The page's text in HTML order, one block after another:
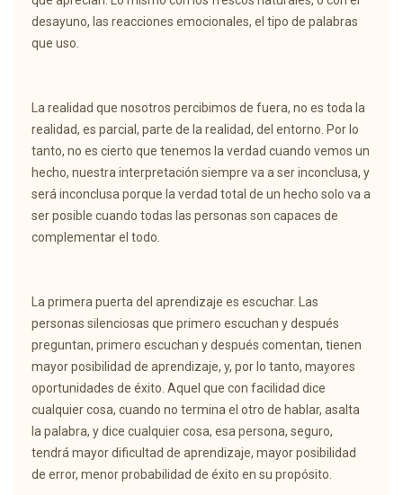
desayuno, las reacciones emocionales, el tipo de palabras
que uso.
La realidad que nosotros percibimos de fuera, no es toda la
realidad, es parcial, parte de la realidad, del entorno. Por lo
tanto, no es cierto que tenemos la verdad cuando vemos un
hecho, nuestra interpretación siempre va a ser inconclusa, y
será inconclusa porque la verdad total de un hecho solo va a
ser posible cuando todas las personas son capaces de
complementar el todo.
La primera puerta del aprendizaje es escuchar. Las
personas silenciosas que primero escuchan y después
preguntan, primero escuchan y después comentan, tienen
mayor posibilidad de aprendizaje, y, por lo tanto, mayores
oportunidades de éxito. Aquel que con facilidad dice
cualquier cosa, cuando no termina el otro de hablar, asalta
la palabra, y dice cualquier cosa, esa persona, seguro,
tendrá mayor dificultad de aprendizaje, mayor posibilidad
de error, menor probabilidad de éxito en su propósito.